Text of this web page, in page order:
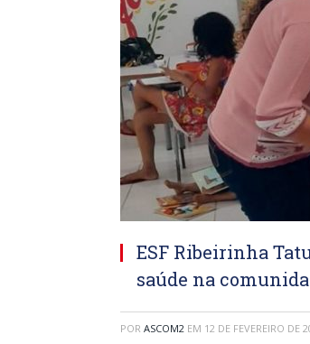
ESF Ribeirinha
saúde na
POR ASCOM2 EM 12 DE FEVEREIRO DE